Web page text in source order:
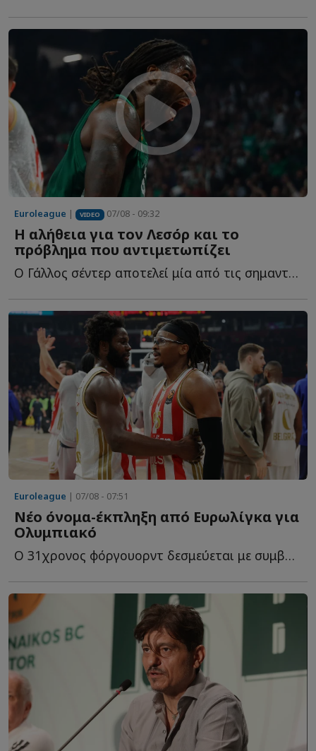
Euroleague | VIDEO 07/08 - 09:32
Η αλήθεια για τον Λεσόρ και το
πρόβλημα που αντιμετωπίζει
Ο Γάλλος σέντερ αποτελεί μία από τις σημαντικότερες μ...
Euroleague | 07/08 - 07:51
Νέο όνομα-έκπληξη από Ευρωλίγκα για
Ολυμπιακό
O 31χρονος φόργουορντ δεσμεύεται με συμβόλαιο για ακόμη έ...